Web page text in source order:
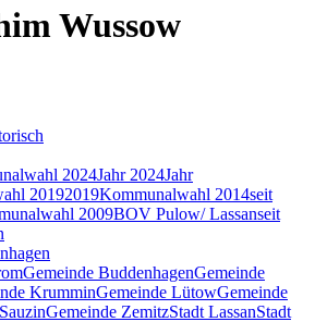
Wussow
2024Jahr 2024Jahr
20192019Kommunalwahl 2014seit
2009BOV Pulow/ Lassanseit
Gemeinde BuddenhagenGemeinde
KrumminGemeinde LütowGemeinde
Gemeinde ZemitzStadt LassanStadt